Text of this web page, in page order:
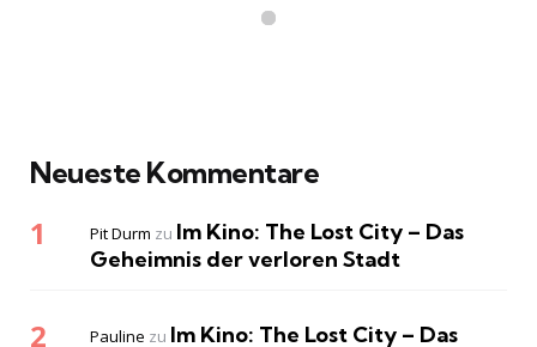
Neueste Kommentare
Pit Durm zu Im Kino: The Lost City – Das
Geheimnis der verloren Stadt
Pauline zu Im Kino: The Lost City – Das